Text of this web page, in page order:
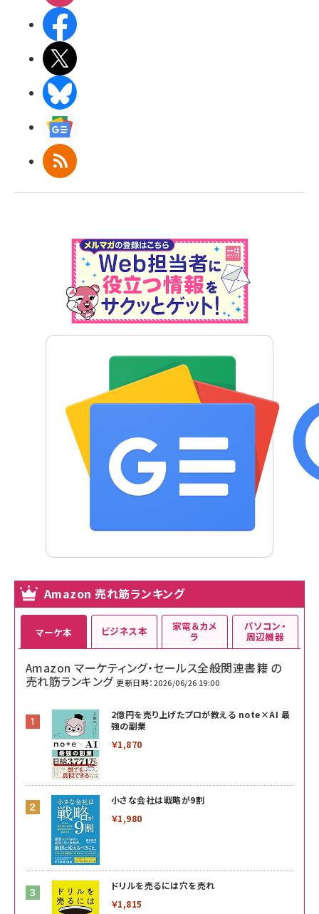
RSS
Amazon 売れ筋ランキング
マーケ本
Amazon マーケティング・セールス全般関連書籍 の
売れ筋ランキング 更新日時：2026/06/26 19:00
2億円を売り上げたプロが教える note×AI 最
強の副業
￥1,870
小さな会社は戦略が9割
￥1,980
ドリルを売るには穴を売れ
￥1,815
ビジネス本 家電＆カメ
ラ
パソコン・
周辺機器